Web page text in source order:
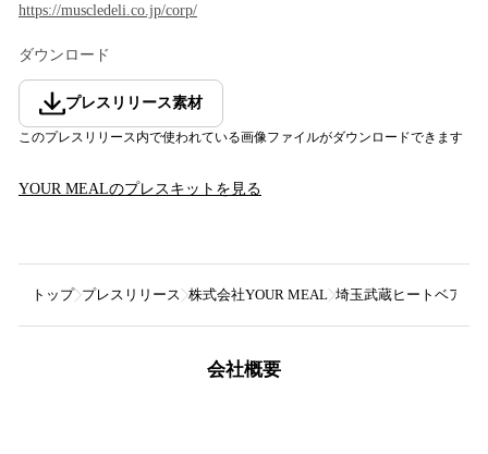
https://muscledeli.co.jp/corp/
ダウンロード
プレスリリース素材
このプレスリリース内で使われている画像ファイルがダウンロードできます
YOUR MEALのプレスキットを見る
トップ プレスリリース 株式会社YOUR MEAL 埼玉武蔵ヒートベアー
会社概要